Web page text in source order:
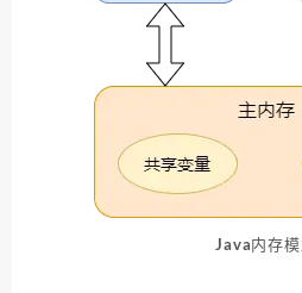
Java内存模